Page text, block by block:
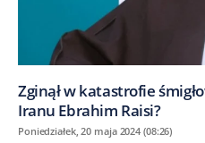
Zginął w katastrofie
Iranu Ebrahim Raisi?
Poniedziałek, 20 maja 2024 (08:26)